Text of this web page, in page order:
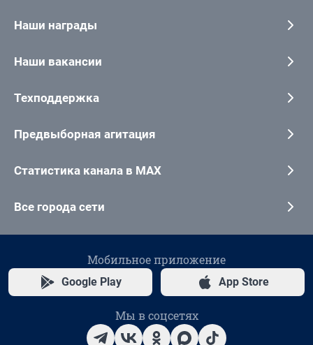
Наши награды
Наши вакансии
Техподдержка
Предвыборная агитация
Статистика канала в MAX
Все города сети
Мобильное приложение
Google Play App Store
Мы в соцсетях